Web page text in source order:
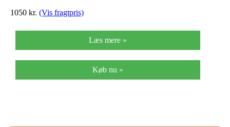
1050 kr. (Vis fragtpris)
Læs mere »
Køb nu »